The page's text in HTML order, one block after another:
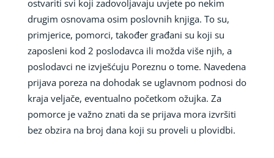
ostvariti svi koji zadovoljavaju uvjete po nekim
drugim osnovama osim poslovnih knjiga. To su,
primjerice, pomorci, također građani su koji su
zaposleni kod 2 poslodavca ili možda više njih, a
poslodavci ne izvješćuju Poreznu o tome. Navedena
prijava poreza na dohodak se uglavnom podnosi do
kraja veljače, eventualno početkom ožujka. Za
pomorce je važno znati da se prijava mora izvršiti
bez obzira na broj dana koji su proveli u plovidbi.